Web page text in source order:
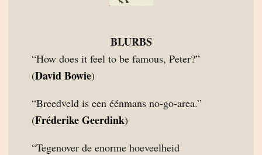
BLURBS
“How does it feel to be famous, Peter?”
(David Bowie)
“Breedveld is een éénmans no-go-area.”
(Fréderike Geerdink)
“Tegenover de enorme hoeveelheid